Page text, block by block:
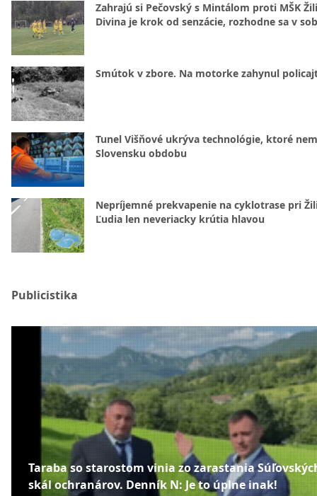
Zahrajú si Pečovský s Mintálom proti MŠK
Divina je krok od senzácie, rozhodne sa v
Smútok v zbore. Na motorke zahynul
Tunel Višňové ukrýva technológie, ktoré
Slovensku obdobu
Nepríjemné prekvapenie na cyklotrase pri
Ľudia len neveriacky krútia hlavou
Publicistika
Taraba so starostom vinia zo zarastania
skál ochranárov. Denník N: Je to úplne inak!